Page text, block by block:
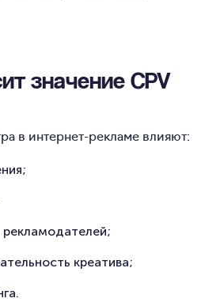
значение CPV
в интернет-рекламе влияют:
рекламодателей;
креатива;